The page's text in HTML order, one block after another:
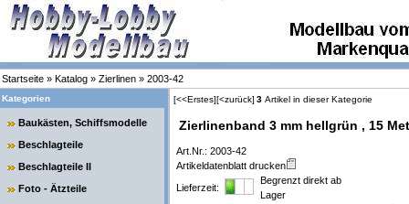
Startseite » Katalog » Zierlinen » 2003-42
Kategorien
Baukästen, Schiffsmodelle
Beschlagteile
Beschlagteile II
Foto - Ätzteile
[<<Erstes][<zurück] 3 Artikel in dieser Kategorie
Zierlinenband 3 mm hellgrün , 15
Art.Nr.: 2003-42
Artikeldatenblatt drucken
Lieferzeit:
Begrenzt direkt ab
Lager